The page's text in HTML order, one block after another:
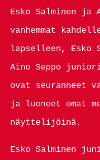
Esko Salminen ja
vanhemmat
lapselleen,
Aino Seppo
ovat seuranneet
ja luoneet omat
näyttelijöinä.
Esko Salminen